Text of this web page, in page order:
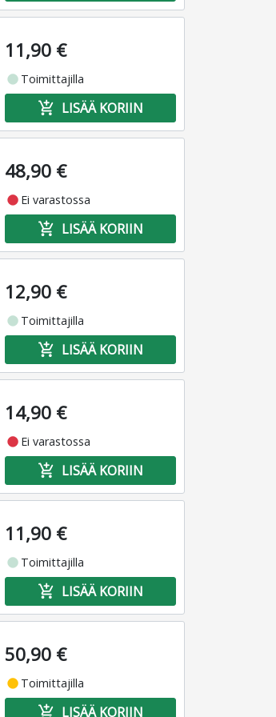
11,90 €
fiber_manual_record Toimittajilla
add_shopping_cart LISÄÄ KORIIN
48,90 €
fiber_manual_record Ei varastossa
add_shopping_cart LISÄÄ KORIIN
12,90 €
fiber_manual_record Toimittajilla
add_shopping_cart LISÄÄ KORIIN
14,90 €
fiber_manual_record Ei varastossa
add_shopping_cart LISÄÄ KORIIN
11,90 €
fiber_manual_record Toimittajilla
add_shopping_cart LISÄÄ KORIIN
50,90 €
fiber_manual_record Toimittajilla
add_shopping_cart LISÄÄ KORIIN